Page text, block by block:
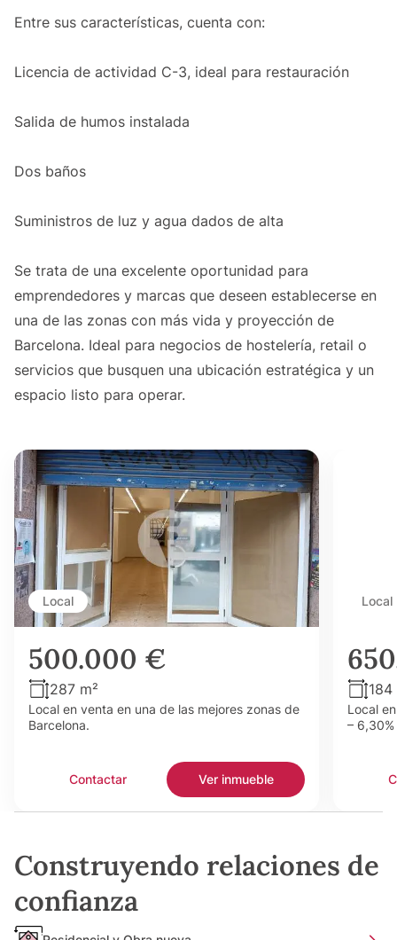
Entre sus características, cuenta con:
Licencia de actividad C-3, ideal para restauración
Salida de humos instalada
Dos baños
Suministros de luz y agua dados de alta
Se trata de una excelente oportunidad para
emprendedores y marcas que deseen establecerse en
una de las zonas con más vida y proyección de
Barcelona. Ideal para negocios de hostelería, retail o
servicios que busquen una ubicación estratégica y un
espacio listo para operar.
Local
500.000 €
287 m²
Local en venta en una de las mejores zonas de
Barcelona.
Contactar Ver inmueble
Local
184
Local
–
Construyendo relaciones de
confianza